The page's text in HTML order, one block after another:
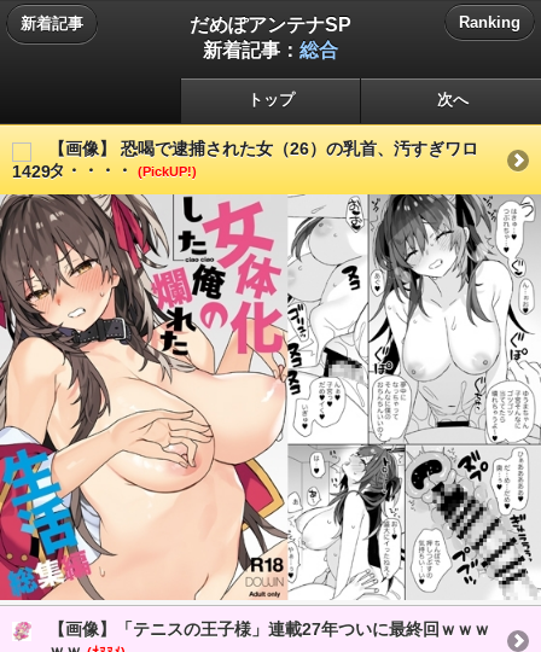
新着記事
だめぽアンテナSP
新着記事： 総合
Ranking
トップ 次へ
【画像】 恐喝で逮捕された女（26）の乳首、汚すぎワロ
タ・・・・
(PickUP!)
【画像】「テニスの王子様」連載27年ついに最終回ｗｗｗ